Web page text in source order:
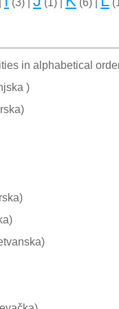
(3) | (1) | (6) |
in alphabetical
)